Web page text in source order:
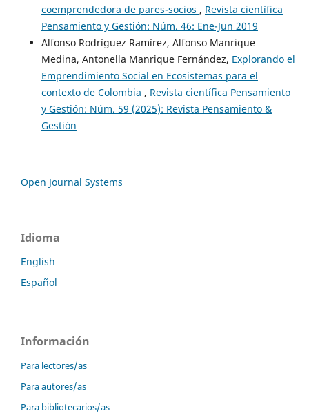
coemprendedora de pares-socios , Revista científica
Pensamiento y Gestión: Núm. 46: Ene-Jun 2019
Alfonso Rodríguez Ramírez, Alfonso Manrique
Medina, Antonella Manrique Fernández, Explorando el
Emprendimiento Social en Ecosistemas para el
contexto de Colombia , Revista científica Pensamiento
y Gestión: Núm. 59 (2025): Revista Pensamiento &
Gestión
Open Journal Systems
Idioma
English
Español
Información
Para lectores/as
Para autores/as
Para bibliotecarios/as